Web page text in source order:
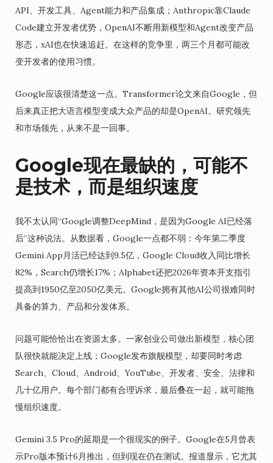
API、开发工具、Agent能力和产品集成；Anthropic靠Claude
Code建立开发者优势，OpenAI不断用新模型和Agent改变产品
形态，xAI也在快速追赶。在这样的竞争里，两三个月都可能改
变开发者的使用习惯。
Google应该很清楚这一点。Transformer论文来自Google，但
后来真正把大语言模型变成大众产品的却是OpenAI。研究领先
和市场领先，从来不是一回事。
Google现在最缺的，可能不
是技术，而是组织速度
我不太认同“Google调整DeepMind，是因为Google AI已经落
后”这种说法。从数据看，Google一点都不弱：今年第二季度
Gemini App月活已经达到9.5亿，Google Cloud收入同比增长
82%，Search仍增长17%；Alphabet还把2026年资本开支指引
提高到1950亿至2050亿美元。Google拥有其他AI公司很难同时
具备的算力、产品和分发体系。
问题可能恰恰出在资源太多。一家创业公司做出新模型，核心团
队很快就能决定上线；Google发布旗舰模型，却要同时考虑
Search、Cloud、Android、YouTube、开发者、安全、法律和
几十亿用户。每个部门都有合理诉求，最后叠在一起，就可能拖
慢组织速度。
Gemini 3.5 Pro的延期是一个很现实的例子。Google在5月曾表
示Pro版本预计6月推出，但到现在仍在测试。报道显示，它尤其